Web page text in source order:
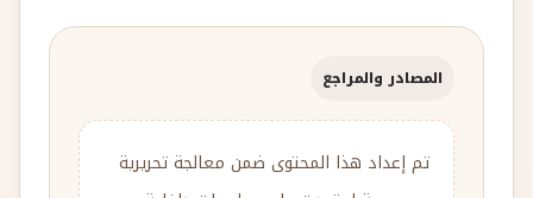
المصادر والمراجع
تم إعداد هذا المحتوى ضمن معالجة تحريرية